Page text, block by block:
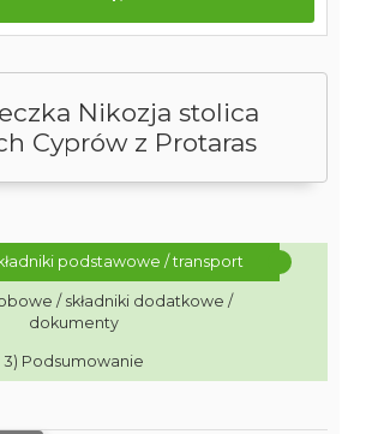
Nikozja stolica
Cyprów z Protaras
podstawowe / transport
/ składniki dodatkowe /
dokumenty
3) Podsumowanie